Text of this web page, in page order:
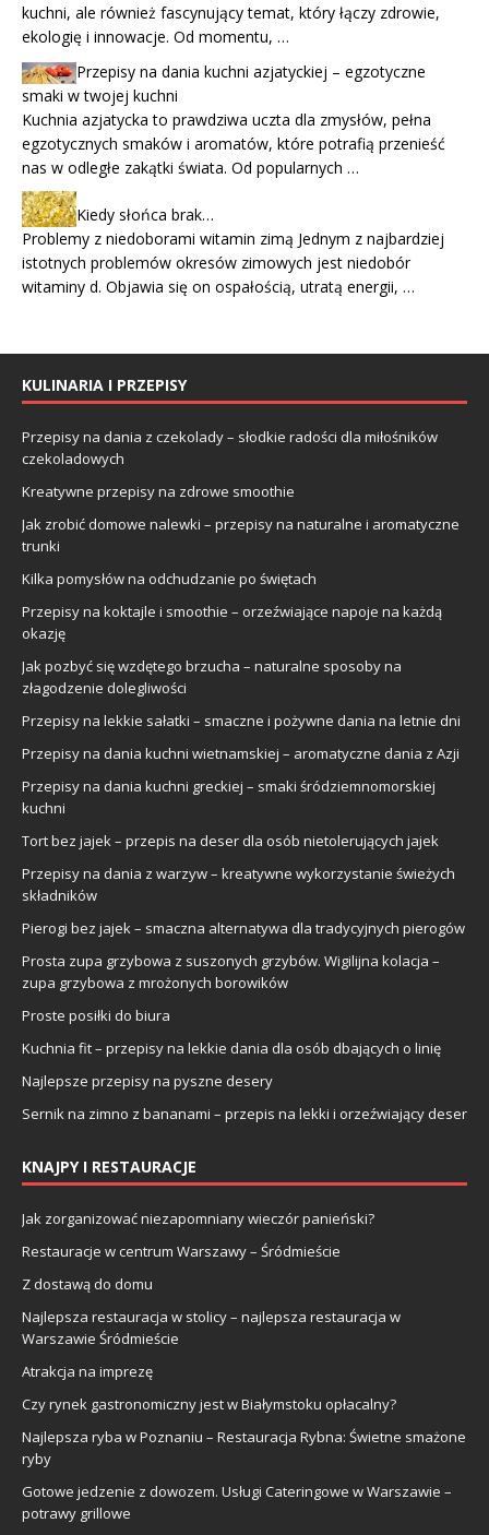
kuchni, ale również fascynujący temat, który łączy zdrowie,
ekologię i innowacje. Od momentu, …
Przepisy na dania kuchni azjatyckiej – egzotyczne
smaki w twojej kuchni
Kuchnia azjatycka to prawdziwa uczta dla zmysłów, pełna
egzotycznych smaków i aromatów, które potrafią przenieść
nas w odległe zakątki świata. Od popularnych …
Kiedy słońca brak…
Problemy z niedoborami witamin zimą Jednym z najbardziej
istotnych problemów okresów zimowych jest niedobór
witaminy d. Objawia się on ospałością, utratą energii, …
KULINARIA I PRZEPISY
Przepisy na dania z czekolady – słodkie radości dla miłośników
czekoladowych
Kreatywne przepisy na zdrowe smoothie
Jak zrobić domowe nalewki – przepisy na naturalne i aromatyczne
trunki
Kilka pomysłów na odchudzanie po świętach
Przepisy na koktajle i smoothie – orzeźwiające napoje na każdą
okazję
Jak pozbyć się wzdętego brzucha – naturalne sposoby na
złagodzenie dolegliwości
Przepisy na lekkie sałatki – smaczne i pożywne dania na letnie dni
Przepisy na dania kuchni wietnamskiej – aromatyczne dania z Azji
Przepisy na dania kuchni greckiej – smaki śródziemnomorskiej
kuchni
Tort bez jajek – przepis na deser dla osób nietolerujących jajek
Przepisy na dania z warzyw – kreatywne wykorzystanie świeżych
składników
Pierogi bez jajek – smaczna alternatywa dla tradycyjnych pierogów
Prosta zupa grzybowa z suszonych grzybów. Wigilijna kolacja –
zupa grzybowa z mrożonych borowików
Proste posiłki do biura
Kuchnia fit – przepisy na lekkie dania dla osób dbających o linię
Najlepsze przepisy na pyszne desery
Sernik na zimno z bananami – przepis na lekki i orzeźwiający deser
KNAJPY I RESTAURACJE
Jak zorganizować niezapomniany wieczór panieński?
Restauracje w centrum Warszawy – Śródmieście
Z dostawą do domu
Najlepsza restauracja w stolicy – najlepsza restauracja w
Warszawie Śródmieście
Atrakcja na imprezę
Czy rynek gastronomiczny jest w Białymstoku opłacalny?
Najlepsza ryba w Poznaniu – Restauracja Rybna: Świetne smażone
ryby
Gotowe jedzenie z dowozem. Usługi Cateringowe w Warszawie –
potrawy grillowe